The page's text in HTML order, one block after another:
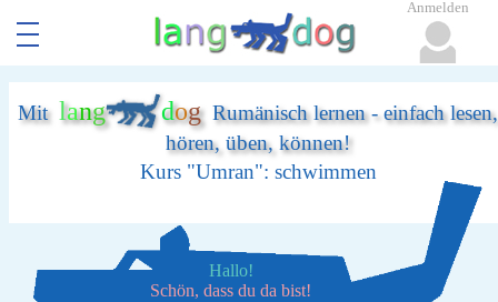
Mit lang dogRumänisch lernen - einfach lesen,
hören, üben, können!
Kurs "Umran": schwimmen
Hallo!
Schön, dass du da bist!
Anmelden